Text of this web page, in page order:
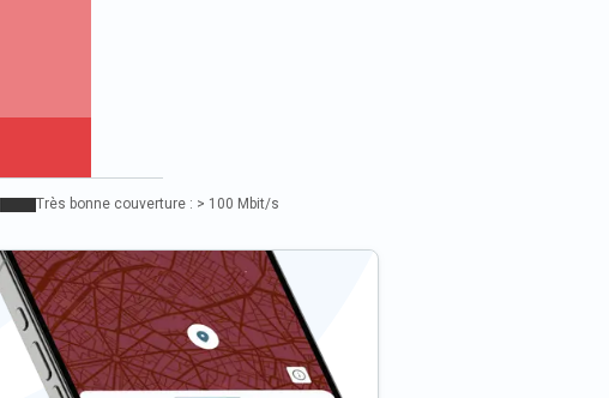
Très bonne couverture : > 100 Mbit/s